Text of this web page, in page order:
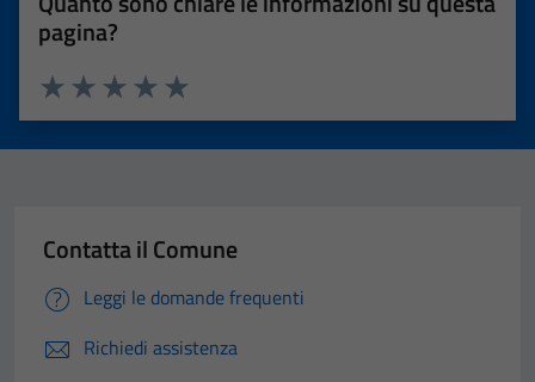
pagina?
Valuta 5 stelle su 5
Valuta 4 stelle su 5
Valuta 3 stelle su 5
Valuta 2 stelle su 5
Valuta 1 stelle su 5
Contatta il Comune
Leggi le domande frequenti
Richiedi assistenza